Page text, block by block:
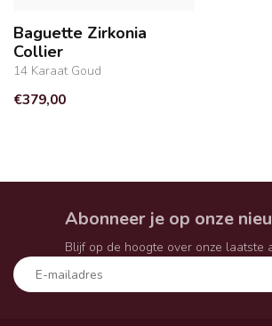
Baguette Zirkonia
Collier
14 Karaat Goud
€379,00
Abonneer je op onze
Blijf op de hoogte over onze laatste